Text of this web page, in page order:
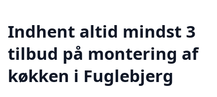
Indhent altid mindst 3
tilbud på montering af
køkken i Fuglebjerg